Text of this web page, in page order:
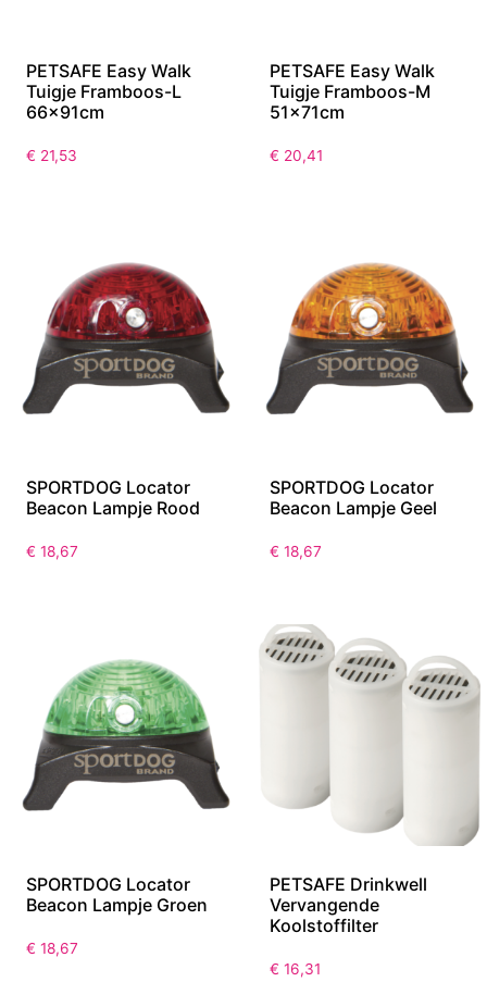
PETSAFE Easy Walk
Tuigje Framboos-L
66x91cm
€ 21,53
PETSAFE Easy Walk
Tuigje Framboos-M
51x71cm
€ 20,41
SPORTDOG Locator
Beacon Lampje Rood
€ 18,67
SPORTDOG Locator
Beacon Lampje Geel
€ 18,67
SPORTDOG Locator
Beacon Lampje Groen
€ 18,67
PETSAFE Drinkwell
Vervangende
Koolstoffilter
€ 16,31